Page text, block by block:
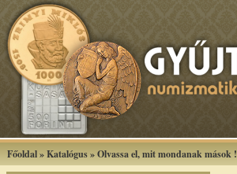
Főoldal»Katalógus»Olvassa el, mit mondanak mások !